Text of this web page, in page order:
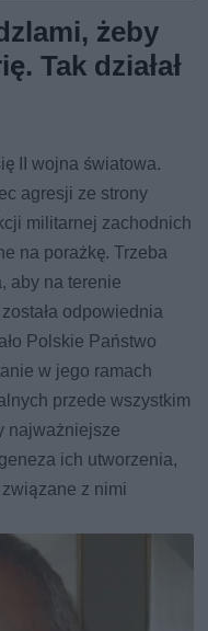
żeby
Tak działał
II wojna światowa.
agresji ze strony
militarnej zachodnich
na porażkę. Trzeba
aby na terenie
odpowiednia
Polskie Państwo
w jego ramach
przede wszystkim
najważniejsze
ich utworzenia,
z nimi